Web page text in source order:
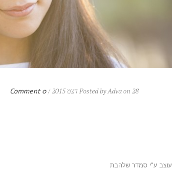
Posted by Adva on 28 דצמ 2015 / 0 Comment
עוצב ע"י סמדר שלהבת